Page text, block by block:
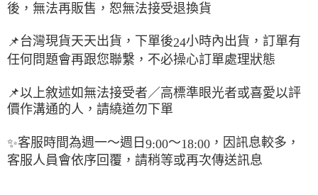
後，無法再販售，恕無法接受退換貨
📌 台灣現貨天天出貨，下單後24小時內出貨，訂單有
任何問題會再跟您聯繫，不必操心訂單處理狀態
📌以上敘述如無法接受者／高標準眼光者或喜愛以評
價作溝通的人，請繞道勿下單
✨客服時間為週一～週日 9:00～18:00 ，因訊息較多，
客服人員會依序回覆，請稍等或再次傳送訊息